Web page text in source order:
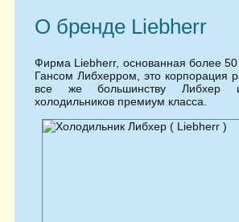
О бренде Liebherr
Фирма Liebherr, основанная более
Гансом Либхерром, это корпорация
все же большинству Либхер
холодильников премиум класса.